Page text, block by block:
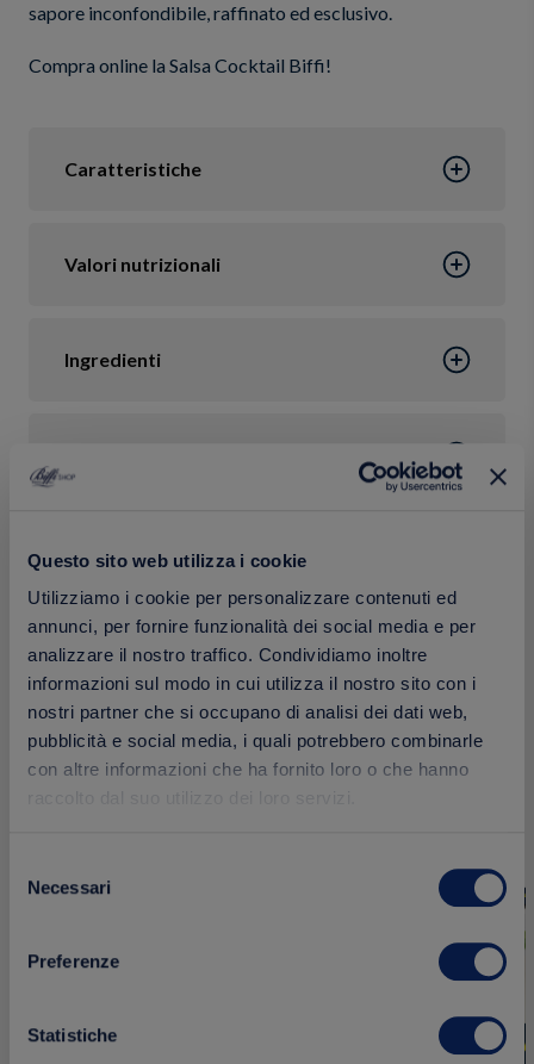
Questo sito web utilizza i cookie
Utilizziamo i cookie per personalizzare contenuti ed
annunci, per fornire funzionalità dei social media e per
analizzare il nostro traffico. Condividiamo inoltre
informazioni sul modo in cui utilizza il nostro sito con i
nostri partner che si occupano di analisi dei dati web,
pubblicità e social media, i quali potrebbero combinarle
con altre informazioni che ha fornito loro o che hanno
delNecessari
Preferenze
Statistiche
sapore inconfondibile, raffinato ed esclusivo.
Compra online la Salsa Cocktail Biffi!
Caratteristiche
Valori nutrizionali
Ingredienti
Calorie
Prodotti correlati